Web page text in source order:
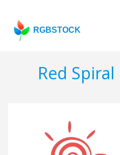
RGBSTOCK
Red Spiral